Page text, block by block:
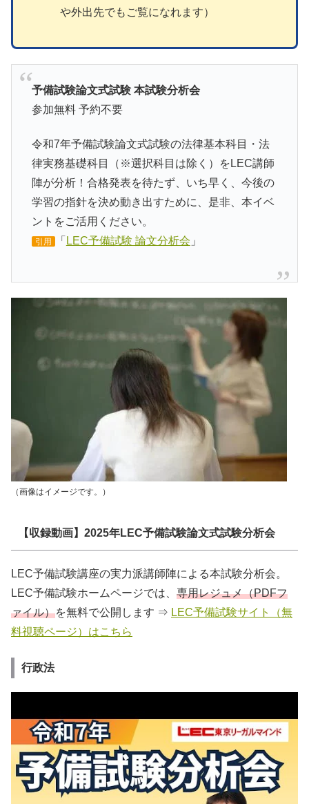
や外出先でもご覧になれます）
予備試験論文式試験 本試験分析会
参加無料 予約不要
令和7年予備試験論文式試験の法律基本科目・法
律実務基礎科目（※選択科目は除く）をLEC講師
陣が分析！合格発表を待たず、いち早く、今後の
学習の指針を決め動き出すために、是非、本イベ
ントをご活用ください。
引用 「 LEC予備試験 論文分析会 」
（画像はイメージです。）
【収録動画】2025年LEC予備試験論文式試験分析会
LEC予備試験講座の実力派講師陣による本試験分析会。
LEC予備試験ホームページでは、 専用レジュメ（PDFフ
ァイル）を無料で公開します ⇒ LEC予備試験サイト（無
料視聴ページ）はこちら
行政法